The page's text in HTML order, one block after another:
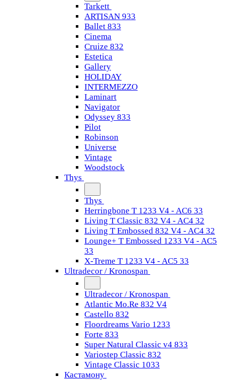
Tarkett
ARTISAN 933
Ballet 833
Cinema
Cruize 832
Estetica
Gallery
HOLIDAY
INTERMEZZO
Laminart
Navigator
Odyssey 833
Pilot
Robinson
Universe
Vintage
Woodstock
Thys
Thys
Herringbone T 1233 V4 - AC6 33
Living T Classic 832 V4 - AC4 32
Living T Embossed 832 V4 - AC4 32
Lounge+ T Embossed 1233 V4 - AC5
33
X-Treme T 1233 V4 - AC5 33
Ultradecor / Kronospan
Ultradecor / Kronospan
Atlantic Mo.Re 832 V4
Castello 832
Floordreams Vario 1233
Forte 833
Super Natural Classic v4 833
Variostep Classic 832
Vintage Classic 1033
Кастамону